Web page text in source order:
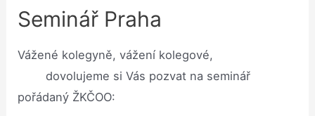
Seminář Praha
Vážené kolegyně, vážení kolegové,
dovolujeme si Vás pozvat na seminář
pořádaný ŽKČOO: